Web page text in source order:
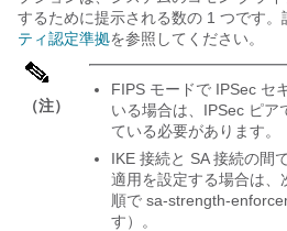
するために提示される数の 1 つです。
ティ認定準拠を参照してください。
（注）
FIPS モードで IPSec セ
いる場合は、IPSec ピア
ている必要があります。
IKE 接続と SA 接続の間
適用を設定する場合は
順で sa-strength-
す）。